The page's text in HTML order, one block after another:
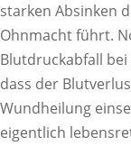
starken Absinken
Ohnmacht führt.
Blutdruckabfall
dass der
Wundheilung
eigentlich